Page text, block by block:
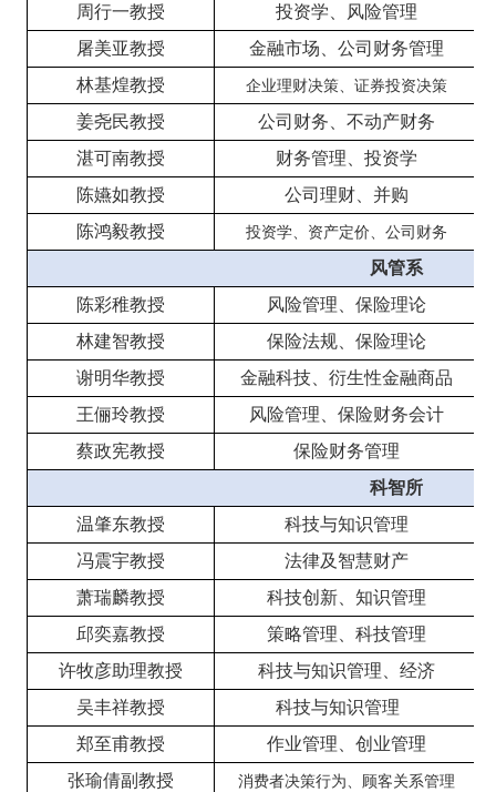
周行一教授
投资学、风险管理
屠美亚教授
金融市场、公司财务管理
林基煌教授
企业理财决策、证券投资决策
姜尧民教授
公司财务、不动产财务
湛可南教授
财务管理、投资学
陈嬿如教授
公司理财、并购
陈鸿毅教授
投资学、资产定价、公司财务
风管系
陈彩稚教授
风险管理、保险理论
林建智教授
保险法规、保险理论
谢明华教授
金融科技、衍生性金融商品
王俪玲教授
风险管理、保险财务会计
蔡政宪教授
保险财务管理
科智所
温肇东教授
科技与知识管理
冯震宇教授
法律及智慧财产
萧瑞麟教授
科技创新、知识管理
邱奕嘉教授
策略管理、科技管理
许牧彦助理教授
科技与知识管理、经济
吴丰祥教授
科技与知识管理
郑至甫教授
作业管理、创业管理
张瑜倩副教授
消费者决策行为、顾客关系管理